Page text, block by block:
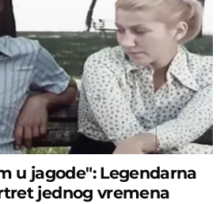
u jagode": Legendarna
jednog vremena